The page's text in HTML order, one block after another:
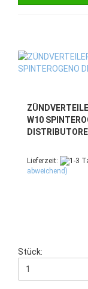
W10
DISTRIBUTORE
Lieferzeit:
abweichend)
Stück: